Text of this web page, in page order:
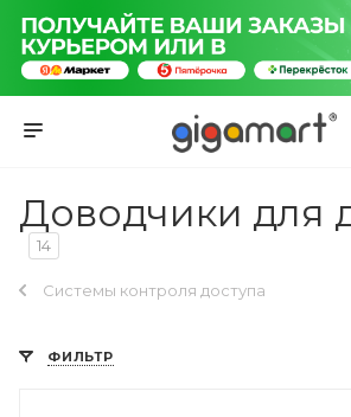
Доводчики для
14
Системы контроля доступа
ФИЛЬТР